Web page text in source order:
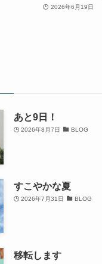
2026年6月19日
あと9日！
2026年8月7日 BLOG
すこやかな夏
2026年7月31日 BLOG
移転します